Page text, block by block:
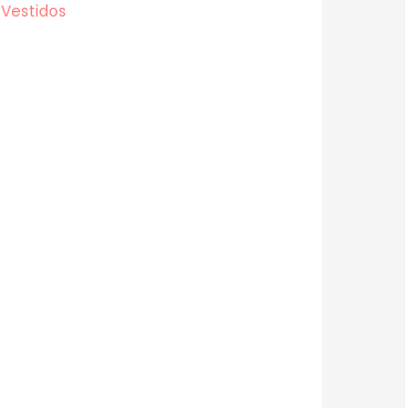
Vestidos